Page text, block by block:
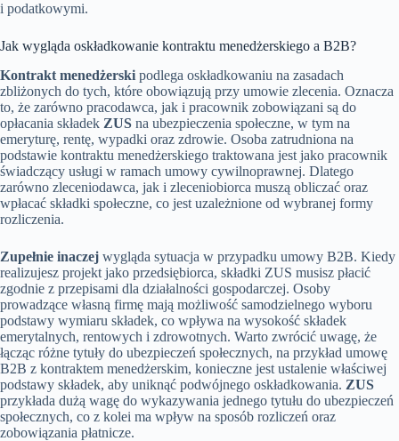
i podatkowymi.
Jak wygląda oskładkowanie kontraktu menedżerskiego a B2B?
Kontrakt menedżerski podlega oskładkowaniu na zasadach
zbliżonych do tych, które obowiązują przy umowie zlecenia. Oznacza
to, że zarówno pracodawca, jak i pracownik zobowiązani są do
opłacania składek ZUS na ubezpieczenia społeczne, w tym na
emeryturę, rentę, wypadki oraz zdrowie. Osoba zatrudniona na
podstawie kontraktu menedżerskiego traktowana jest jako pracownik
świadczący usługi w ramach umowy cywilnoprawnej. Dlatego
zarówno zleceniodawca, jak i zleceniobiorca muszą obliczać oraz
wpłacać składki społeczne, co jest uzależnione od wybranej formy
rozliczenia.
Zupełnie inaczej wygląda sytuacja w przypadku umowy B2B. Kiedy
realizujesz projekt jako przedsiębiorca, składki ZUS musisz płacić
zgodnie z przepisami dla działalności gospodarczej. Osoby
prowadzące własną firmę mają możliwość samodzielnego wyboru
podstawy wymiaru składek, co wpływa na wysokość składek
emerytalnych, rentowych i zdrowotnych. Warto zwrócić uwagę, że
łącząc różne tytuły do ubezpieczeń społecznych, na przykład umowę
B2B z kontraktem menedżerskim, konieczne jest ustalenie właściwej
podstawy składek, aby uniknąć podwójnego oskładkowania. ZUS
przykłada dużą wagę do wykazywania jednego tytułu do ubezpieczeń
społecznych, co z kolei ma wpływ na sposób rozliczeń oraz
zobowiązania płatnicze.